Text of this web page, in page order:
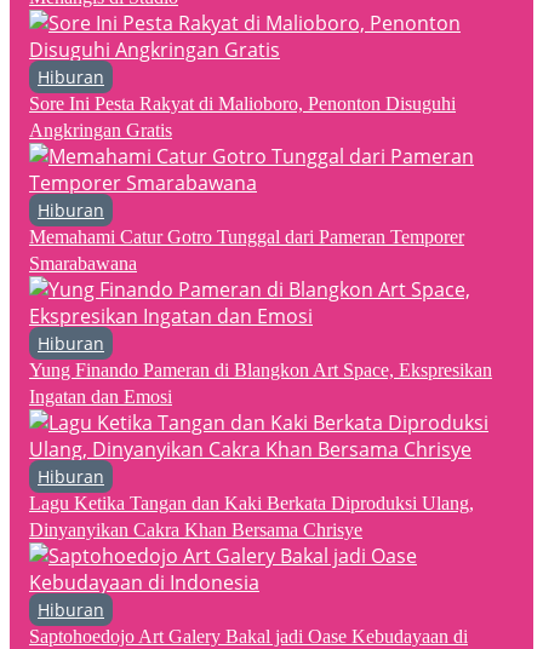
Hiburan
Sore Ini Pesta Rakyat di Malioboro, Penonton Disuguhi
Angkringan Gratis
Hiburan
Memahami Catur Gotro Tunggal dari Pameran Temporer
Smarabawana
Hiburan
Yung Finando Pameran di Blangkon Art Space, Ekspresikan
Ingatan dan Emosi
Hiburan
Lagu Ketika Tangan dan Kaki Berkata Diproduksi Ulang,
Dinyanyikan Cakra Khan Bersama Chrisye
Hiburan
Saptohoedojo Art Galery Bakal jadi Oase Kebudayaan di